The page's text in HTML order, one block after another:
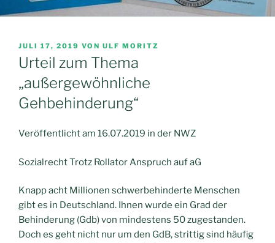
VERÖFFENTLICHT
AM
JULI 17, 2019 VON ULF MORITZ
Urteil zum Thema
„außergewöhnliche
Gehbehinderung“
Veröffentlicht am 16.07.2019 in der NWZ
Sozialrecht Trotz Rollator Anspruch auf aG
Knapp acht Millionen schwerbehinderte Menschen
gibt es in Deutschland. Ihnen wurde ein Grad der
Behinderung (Gdb) von mindestens 50 zugestanden.
Doch es geht nicht nur um den GdB, strittig sind häufig